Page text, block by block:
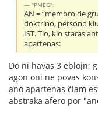
"PMEG":
AN = “membro de
doktrino, persono
IST. Tio, kio staras
apartenas:
Do ni havas 3 eblojn;
agon oni ne povas
ano apartenas ĉiam
abstraka afero por